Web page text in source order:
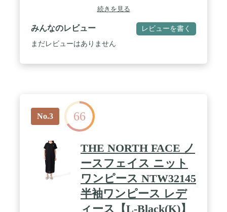
ムグリップ剤、リペアパイプ、キャリーバッグ、フ
レームケース、ペグケース / 材質 フライシート／
75Dポリエステルリップストップ・PUコーティング
耐水圧1,800mmミニマム・テフロン撥水加工・UVカ
ット加工、インナーウォール／68Dポリエステルタ
続きを見る
みんなのレビュー レビューを書く
まだレビューはありません
No.3 66
THE NORTH FACE ノ
ースフェイス ニット
ワンピース NTW32145
半袖ワンピース レデ
ィース【L-Black(K)】